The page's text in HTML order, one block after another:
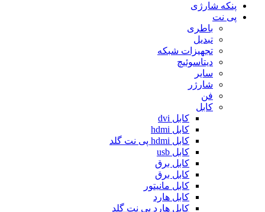
پنکه شارژی
پی نت
باطری
تبدیل
تجهیزات شبکه
دیتاسوئیچ
سایر
شارژر
فن
کابل
کابل dvi
کابل hdmi
کابل hdmi پی نت گلد
کابل usb
کابل برق
کابل برق
کابل مانیتور
کابل هارد
کابل هارد پی نت گلد